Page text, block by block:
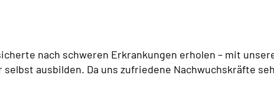
nach schweren Erkrankungen erholen – mit
ausbilden. Da uns zufriedene Nachwuchskräfte